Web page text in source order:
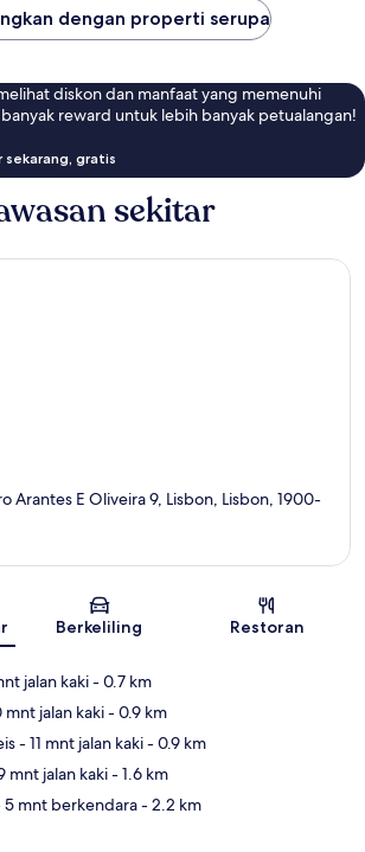
dengan properti serupa
diskon dan manfaat yang memenuhi
reward untuk lebih banyak petualangan!
gratis
sekitar
Arantes E Oliveira 9, Lisbon, Lisbon, 1900-
Berkeliling Restoran
jalan kaki- 0.7 km
mnt jalan kaki- 0.9 km
- 11 mnt jalan kaki- 0.9 km
mnt jalan kaki- 1.6 km
5 mnt berkendara- 2.2 km